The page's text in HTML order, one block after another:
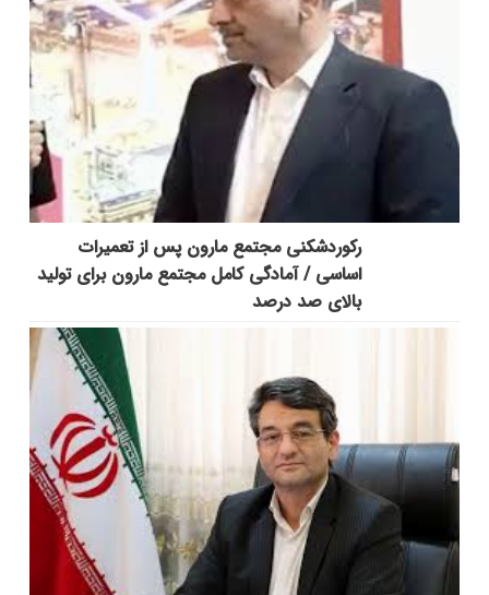
رکوردشکنی مجتمع مارون پس از تعمیرات
اساسی / آمادگی کامل مجتمع مارون برای تولید
بالای صد درصد